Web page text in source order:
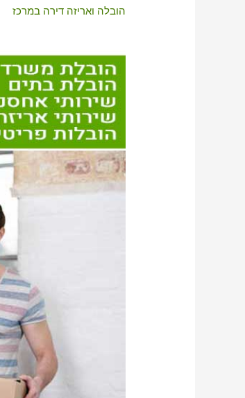
הובלה ואריזה דירה במרכז